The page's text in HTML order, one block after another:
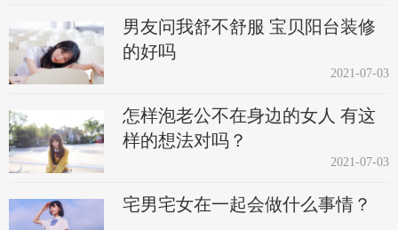
男友问我舒不舒服 宝贝阳台装修
的好吗
2021-07-03
怎样泡老公不在身边的女人 有这
样的想法对吗？
2021-07-03
宅男宅女在一起会做什么事情？